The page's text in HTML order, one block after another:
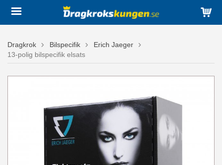
Dragkrok Bilspecifik
Erich Jaeger
13-polig bilspecifik elsats